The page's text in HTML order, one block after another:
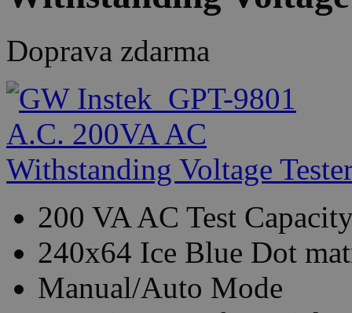
Doprava zdarma
200 VA AC Test
240x64 Ice Blue Dot
Manual/Auto Mode